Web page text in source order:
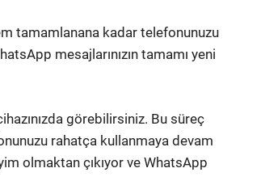
tamamlanana kadar telefonunuzu
mesajlarınızın tamamı yeni
görebilirsiniz. Bu süreç
rahatça kullanmaya devam
olmaktan çıkıyor ve WhatsApp